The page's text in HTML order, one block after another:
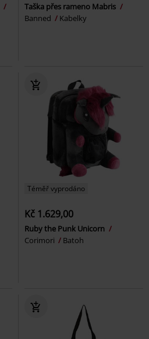
Taška přes rameno Mabris
Banned
Kabelky
Téměř vyprodáno
Kč 1.629,00
Ruby the Punk Unicorn
Corimori
Batoh